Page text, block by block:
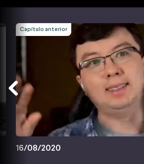
Capítulo anterior
16/08/2020